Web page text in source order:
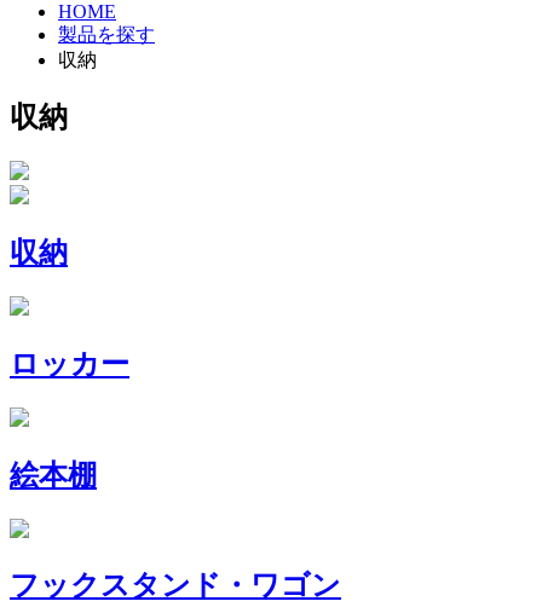
HOME
製品を探す
収納
収納
収納
ロッカー
絵本棚
フックスタンド・ワゴン